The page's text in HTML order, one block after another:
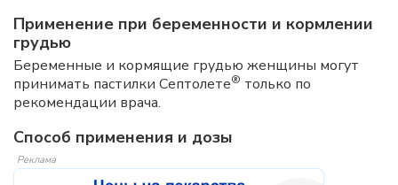
Применение при беременности и кормлении
грудью
Беременные и кормящие грудью женщины могут
принимать пастилки Септолете® только по
рекомендации врача.
Способ применения и дозы
Реклама